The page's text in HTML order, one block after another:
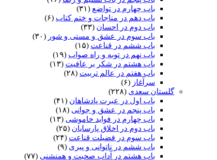
باب چهارم در تواضع (۳۱)
باب دهم در مناجات و ختم کتاب (۶)
باب دوم در احسان (۳۳)
باب سوم در عشق و مستی و شور (۳۰)
باب ششم در قناعت (۱۵)
باب نهم در توبه و راه صواب (۱۹)
باب هشتم در شکر بر عافیت (۱۳)
باب هفتم در عالم تربیت (۲۸)
سرآغاز (۶)
گلستان سعدی (۲۲۸)
باب اول در عبرت پادشاهان (۴۱)
باب پنجم در عشق و جوانى (۱۸)
باب چهارم در فواید خاموشى (۱۳)
باب دوم در اخلاق پارسایان (۲۵)
باب سوم در فضیلت قناعت (۲۴)
باب ششم در ناتوانى و پیرى (۹)
باب هشتم در آداب صحبت و همنشنى (۷۷)